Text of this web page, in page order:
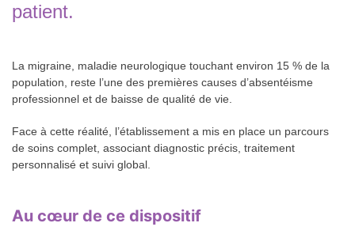
patient.
La migraine, maladie neurologique touchant environ 15 % de la
population, reste l’une des premières causes d’absentéisme
professionnel et de baisse de qualité de vie.
Face à cette réalité, l’établissement a mis en place un parcours
de soins complet, associant diagnostic précis, traitement
personnalisé et suivi global.
Au cœur de ce dispositif